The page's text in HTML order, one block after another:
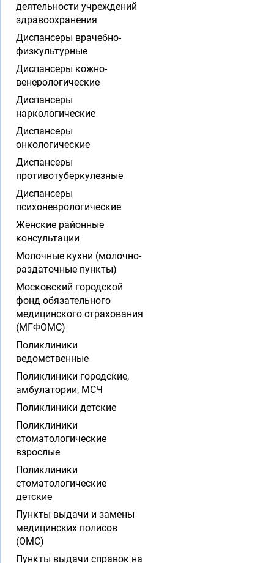
деятельности учреждений
здравоохранения
Диспансеры врачебно-
физкультурные
Диспансеры кожно-
венерологические
Диспансеры
наркологические
Диспансеры
онкологические
Диспансеры
противотуберкулезные
Диспансеры
психоневрологические
Женские районные
консультации
Молочные кухни (молочно-
раздаточные пункты)
Московский городской
фонд обязательного
медицинского страхования
(МГФОМС)
Поликлиники
ведомственные
Поликлиники городские,
амбулатории, МСЧ
Поликлиники детские
Поликлиники
стоматологические
взрослые
Поликлиники
стоматологические
детские
Пункты выдачи и замены
медицинских полисов
(ОМС)
Пункты выдачи справок на